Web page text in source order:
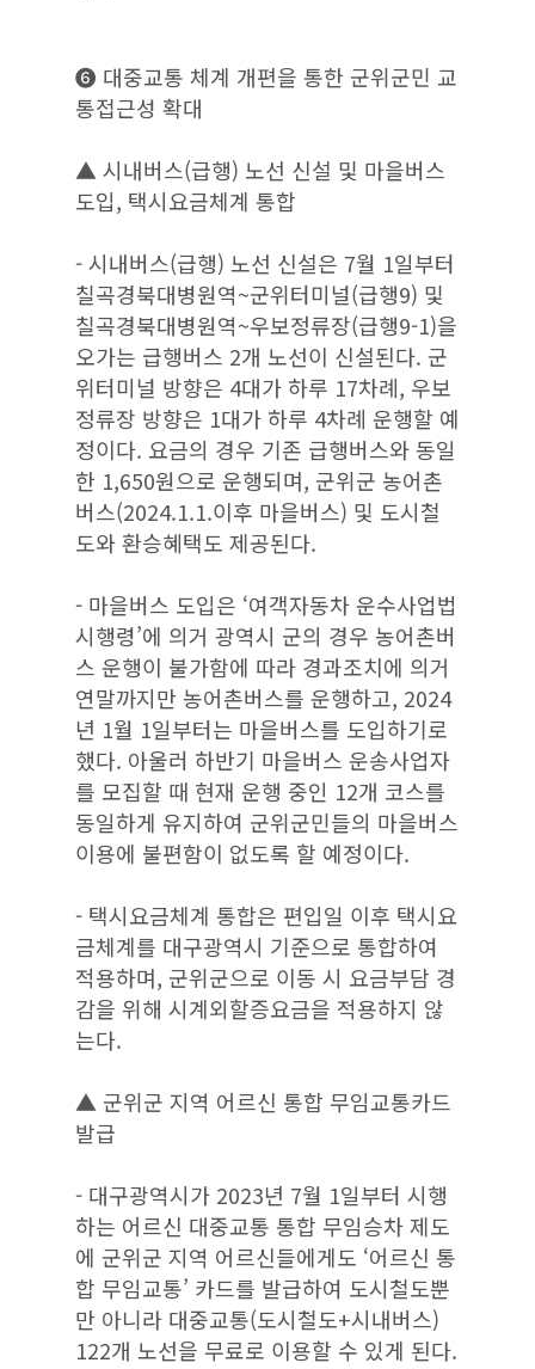
❻ 대중교통 체계 개편을 통한 군위군민 교
통접근성 확대
▲ 시내버스(급행) 노선 신설 및 마을버스
도입, 택시요금체계 통합
- 시내버스(급행) 노선 신설은 7월 1일부터
칠곡경북대병원역~군위터미널(급행9) 및
칠곡경북대병원역~우보정류장(급행9-1)을
오가는 급행버스 2개 노선이 신설된다. 군
위터미널 방향은 4대가 하루 17차례, 우보
정류장 방향은 1대가 하루 4차례 운행할 예
정이다. 요금의 경우 기존 급행버스와 동일
한 1,650원으로 운행되며, 군위군 농어촌
버스(2024.1.1.이후 마을버스) 및 도시철
도와 환승혜택도 제공된다.
- 마을버스 도입은 ‘여객자동차 운수사업법
시행령’에 의거 광역시 군의 경우 농어촌버
스 운행이 불가함에 따라 경과조치에 의거
연말까지만 농어촌버스를 운행하고, 2024
년 1월 1일부터는 마을버스를 도입하기로
했다. 아울러 하반기 마을버스 운송사업자
를 모집할 때 현재 운행 중인 12개 코스를
동일하게 유지하여 군위군민들의 마을버스
이용에 불편함이 없도록 할 예정이다.
- 택시요금체계 통합은 편입일 이후 택시요
금체계를 대구광역시 기준으로 통합하여
적용하며, 군위군으로 이동 시 요금부담 경
감을 위해 시계외할증요금을 적용하지 않
는다.
▲ 군위군 지역 어르신 통합 무임교통카드
발급
- 대구광역시가 2023년 7월 1일부터 시행
하는 어르신 대중교통 통합 무임승차 제도
에 군위군 지역 어르신들에게도 ‘어르신 통
합 무임교통’ 카드를 발급하여 도시철도뿐
만 아니라 대중교통(도시철도+시내버스)
122개 노선을 무료로 이용할 수 있게 된다.